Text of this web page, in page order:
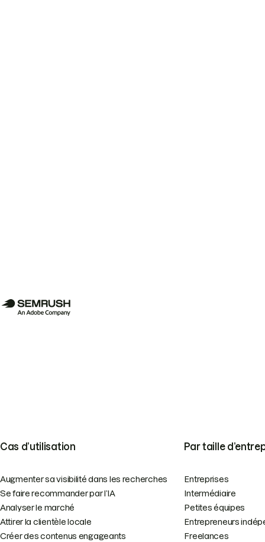
Cas d’utilisation
Augmenter sa visibilité dans les recherches
Se faire recommander par l’IA
Analyser le marché
Attirer la clientèle locale
Créer des contenus engageants
Par taille
Entreprises
Intermédiaire
Petites équipes
Entrepreneurs
Freelances